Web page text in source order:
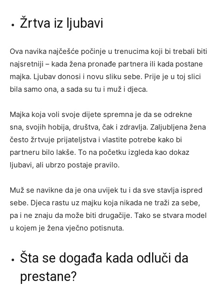
Žrtva iz ljubavi
Ova navika najčešće počinje u trenucima koji bi trebali biti
najsretniji – kada žena pronađe partnera ili kada postane
majka. Ljubav donosi i novu sliku sebe. Prije je u toj slici
bila samo ona, a sada su tu i muž i djeca.
Majka koja voli svoje dijete spremna je da se odrekne
sna, svojih hobija, društva, čak i zdravlja. Zaljubljena žena
često žrtvuje prijateljstva i vlastite potrebe kako bi
partneru bilo lakše. To na početku izgleda kao dokaz
ljubavi, ali ubrzo postaje pravilo.
Muž se navikne da je ona uvijek tu i da sve stavlja ispred
sebe. Djeca rastu uz majku koja nikada ne traži za sebe,
pa i ne znaju da može biti drugačije. Tako se stvara model
u kojem je žena vječno potisnuta.
Šta se događa kada odluči da
prestane?